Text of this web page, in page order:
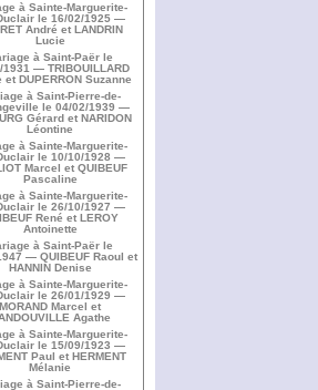
à Sainte-Marguerite-
le 16/02/1925 —
André et LANDRIN
Lucie
à Saint-Paër le
1931 — TRIBOUILLARD
et DUPERRON Suzanne
à Saint-Pierre-de-
le 04/02/1939 —
Gérard et NARIDON
Léontine
à Sainte-Marguerite-
le 10/10/1928 —
Marcel et QUIBEUF
Pascaline
à Sainte-Marguerite-
le 26/10/1927 —
René et LEROY
Antoinette
à Saint-Paër le
— QUIBEUF Raoul et
HANNIN Denise
à Sainte-Marguerite-
le 26/01/1929 —
MORAND Marcel et
Agathe
à Sainte-Marguerite-
le 15/09/1923 —
Paul et HERMENT
Mélanie
à Saint-Pierre-de-